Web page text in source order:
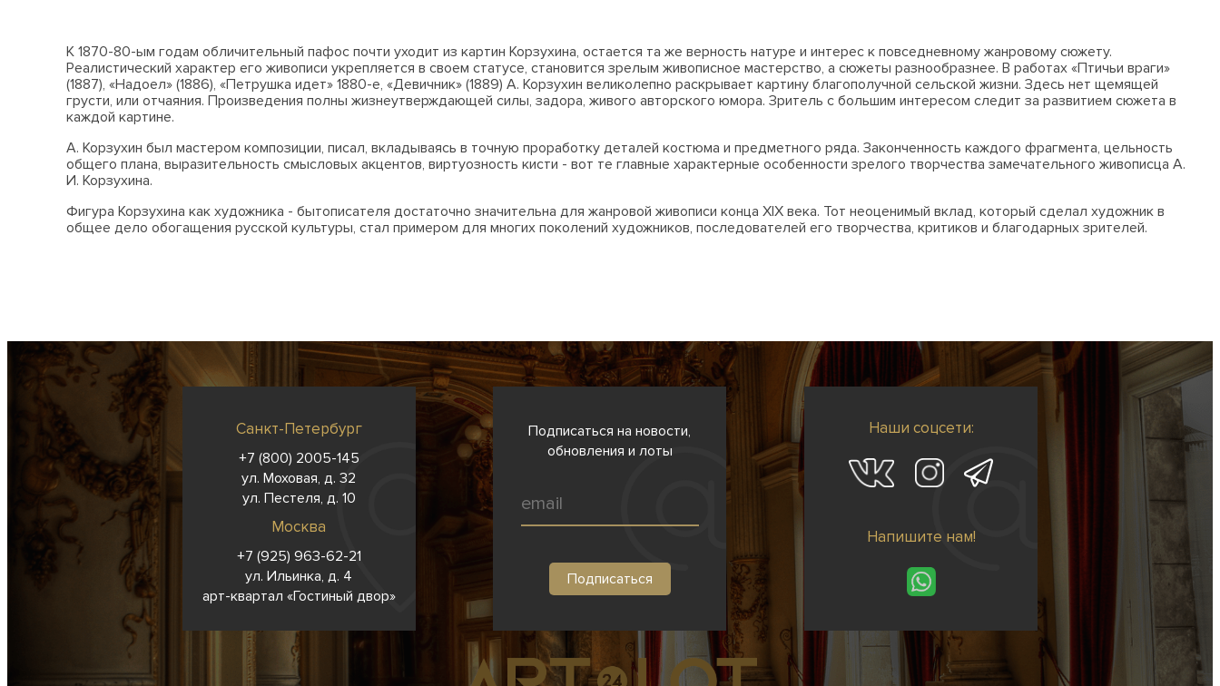
К 1870-80-ым годам обличительный пафос почти уходит из картин Корзухина, остается та же верность натуре и интерес к повседневному жанровому сюжету.
Реалистический характер его живописи укрепляется в своем статусе, становится зрелым живописное мастерство, а сюжеты разнообразнее. В работах «Птичьи враги»
(1887), «Надоел» (1886), «Петрушка идет» 1880-е, «Девичник» (1889) А. Корзухин великолепно раскрывает картину благополучной сельской жизни. Здесь нет щемящей
грусти, или отчаяния. Произведения полны жизнеутверждающей силы, задора, живого авторского юмора. Зритель с большим интересом следит за развитием сюжета в
каждой картине.
А. Корзухин был мастером композиции, писал, вкладываясь в точную проработку деталей костюма и предметного ряда. Законченность каждого фрагмента, цельность
общего плана, выразительность смысловых акцентов, виртуозность кисти - вот те главные характерные особенности зрелого творчества замечательного живописца А.
И. Корзухина.
Фигура Корзухина как художника - бытописателя достаточно значительна для жанровой живописи конца XIX века. Тот неоценимый вклад, который сделал художник в
общее дело обогащения русской культуры, стал примером для многих поколений художников, последователей его творчества, критиков и благодарных зрителей.
Санкт-Петербург
+7 (800) 2005-145
ул. Моховая, д. 32
ул. Пестеля, д. 10
Москва
+7 (925) 963-62-21
ул. Ильинка, д. 4
арт-квартал «Гостиный двор»
Подписаться на новости,
обновления и лоты
Наши соцсети:
Напишите нам!